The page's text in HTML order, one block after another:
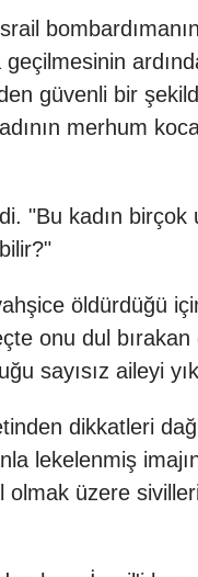
güvenli bir
merhum
"Bu kadın
öldürdüğü
onu dul
sayısız aileyi
dikkatleri
lekelenmiş
üzere